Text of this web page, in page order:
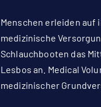
Menschen erleiden auf
medizinische
Schlauchbooten das
Lesbos an. Medical
medizinischer